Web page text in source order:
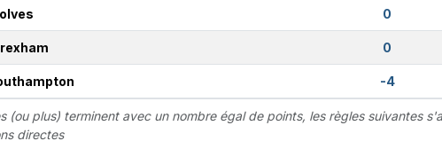
0
0
-4
(ou plus) terminent avec un nombre égal de points, les règles suivantes
directes